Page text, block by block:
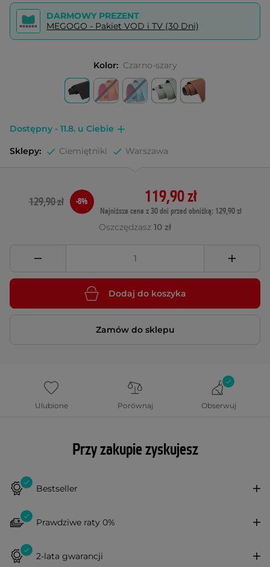
DARMOWY PREZENT
MEGOGO - Pakiet VOD i TV (30 Dni)
Kolor: Czarno-szary
Dostępny - 11.8. u Ciebie
Sklepy: Ciemiętniki Warszawa
119,90 zł
Najniższa cena z 30 dni przed obniżką: 129,90 zł
129,90 zł -8%
Oszczędzasz 10 zł
Dodaj do koszyka
Zamów do sklepu
Ulubione Porównaj Obserwuj
Przy zakupie zyskujesz
Bestseller
Prawdziwe raty 0%
2-lata gwarancji